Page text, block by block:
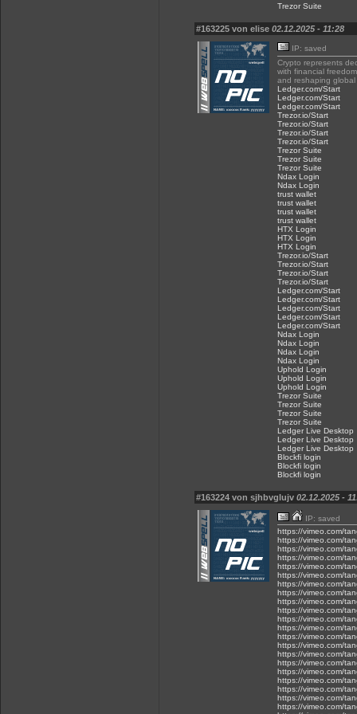
Trezor Suite
#163225 von elise 02.12.2025 - 11:28
IP: saved
Crypto represents
with financial
and reshaping
Ledger.com/Start
Ledger.com/Start
Ledger.com/Start
Trezor.io/Start
Trezor.io/Start
Trezor.io/Start
Trezor.io/Start
Trezor Suite
Trezor Suite
Trezor Suite
Ndax Login
Ndax Login
trust wallet
trust wallet
trust wallet
trust wallet
HTX Login
HTX Login
HTX Login
Trezor.io/Start
Trezor.io/Start
Trezor.io/Start
Trezor.io/Start
Ledger.com/Start
Ledger.com/Start
Ledger.com/Start
Ledger.com/Start
Ledger.com/Start
Ndax Login
Ndax Login
Ndax Login
Ndax Login
Uphold Login
Uphold Login
Uphold Login
Trezor Suite
Trezor Suite
Trezor Suite
Trezor Suite
Ledger Live Desktop
Ledger Live Desktop
Ledger Live Desktop
Blockfi login
Blockfi login
Blockfi login
#163224 von sjhbvglujv 02.12.2025 -
IP: saved
https://vimeo.com/
https://vimeo.com/
https://vimeo.com/
https://vimeo.com/
https://vimeo.com/
https://vimeo.com/
https://vimeo.com/
https://vimeo.com/
https://vimeo.com/
https://vimeo.com/
https://vimeo.com/
https://vimeo.com/
https://vimeo.com/
https://vimeo.com/
https://vimeo.com/
https://vimeo.com/
https://vimeo.com/
https://vimeo.com/
https://vimeo.com/
https://vimeo.com/
https://vimeo.com/